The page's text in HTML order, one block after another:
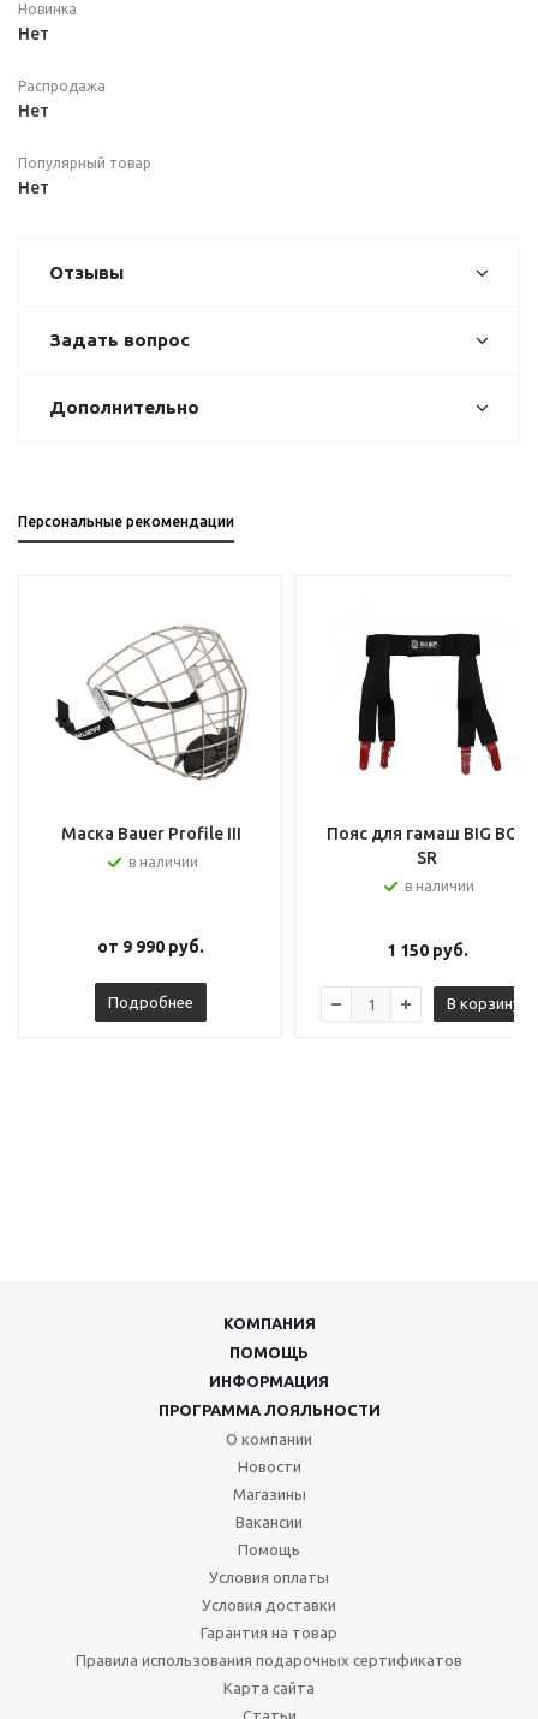
Новинка
Нет
Распродажа
Нет
Популярный товар
Нет
Отзывы
Задать вопрос
Дополнительно
Персональные рекомендации
Маска Bauer Profile III
в наличии
от 9 990 руб.
Подробнее
Пояс для гамаш BIG BOY
SR
в наличии
1 150руб.
В корзину
КОМПАНИЯ
ПОМОЩЬ
ИНФОРМАЦИЯ
ПРОГРАММА ЛОЯЛЬНОСТИ
О компании
Новости
Магазины
Вакансии
Помощь
Условия оплаты
Условия доставки
Гарантия на товар
Правила использования подарочных сертификатов
Карта сайта
Статьи